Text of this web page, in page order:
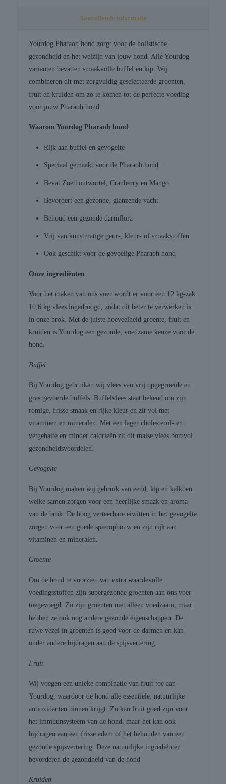
Aanvullende informatie
Yourdog Pharaoh hond zorgt voor de holistische
gezondheid en het welzijn van jouw hond. Alle Yourdog
varianten bevatten smaakvolle buffel en kip. Wij
combineren dit met zorgvuldig geselecteerde groenten,
fruit en kruiden om zo te komen tot de perfecte voeding
voor jouw Pharaoh hond.
Waarom Yourdog Pharaoh hond
Rijk aan buffel en gevogelte
Speciaal gemaakt voor de Pharaoh hond
Bevat Zoethoutwortel, Cranberry en Mango
Bevordert een gezonde, glanzende vacht
Behoud een gezonde darmflora
Vrij van kunstmatige geur-, kleur- of smaakstoffen
Ook geschikt voor de gevoelige Pharaoh hond
Onze ingrediënten
Voor het maken van ons voer wordt er voor een 12 kg-zak
10,6 kg vlees ingedroogd, zodat dit beter te verwerken is
in onze brok. Met de juiste hoeveelheid groente, fruit en
kruiden is Yourdog een gezonde, voedzame keuze voor de
hond.
Buffel
Bij Yourdog gebruiken wij vlees van vrij opgegroeide en
gras gevoerde buffels. Buffelvlees staat bekend om zijn
romige, frisse smaak en rijke kleur en zit vol met
vitaminen en mineralen. Met een lager cholesterol- en
vetgehalte en minder calorieën zit dit malse vlees bomvol
gezondheidsvoordelen.
Gevogelte
Bij Yourdog maken wij gebruik van eend, kip en kalkoen
welke samen zorgen voor een heerlijke smaak en aroma
van de brok. De hoog verteerbare eiwitten in het gevogelte
zorgen voor een goede spieropbouw en zijn rijk aan
vitaminen en mineralen.
Groente
Om de hond te voorzien van extra waardevolle
voedingsstoffen zijn supergezonde groenten aan ons voer
toegevoegd. Zo zijn groenten niet alleen voedzaam, maar
hebben ze ook nog andere gezonde eigenschappen. De
ruwe vezel in groenten is goed voor de darmen en kan
onder andere bijdragen aan de spijsvertering.
Fruit
Wij voegen een unieke combinatie van fruit toe aan
Yourdog, waardoor de hond alle essentiële, natuurlijke
antioxidanten binnen krijgt. Zo kan fruit goed zijn voor
het immuunsysteem van de hond, maar het kan ook
bijdragen aan een frisse adem of het behouden van een
gezonde spijsvertering. Deze natuurlijke ingrediënten
bevorderen de gezondheid van de hond.
Kruiden